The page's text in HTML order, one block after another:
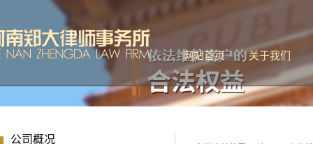
网站首页 关于我们
公司简介
联系我们
公司概况